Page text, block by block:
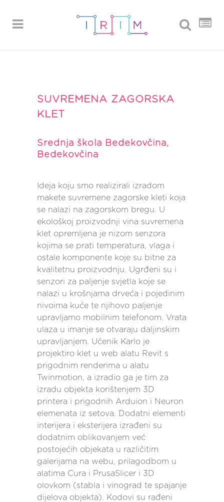
SUVREMENA ZAGORSKA
KLET
Srednja škola Bedekovčina,
Bedekovčina
Ideja koju smo realizirali izradom
makete suvremene zagorske kleti koja
se nalazi na zagorskom bregu. U
ekološkoj proizvodnji vina suvremena
klet opremljena je nizom senzora
kojima se prati temperatura, vlaga i
ostale komponente koje su bitne za
kvalitetnu proizvodnju. Ugrđeni su i
senzori za paljenje svjetla koje se
nalazi u krošnjama drveća i pojedinim
nivoima kuće te njihovo paljenje
upravljamo mobilnim telefonom. Vrata
ulaza u imanje se otvaraju daljinskim
upravljanjem. Učenik Karlo je
projektiro klet u web alatu Revit s
prigodnim renderima u alatu
Twinmotion, a izradio ga je tim za
izradu objekta korištenjem 3D
printera i prigodnih Arduion i Neuron
elemenata iz setova. Dodatni elementi
interijera i eksterijera izrađeni su
dodatnim oblikovanjem već
postojećih objekata u različitim
galerijama na webu, prilagodbom u
alatima Cura i PrusaSlicer i 3D
olovkom (stabla i vinograd te spajanje
dijelova objekta). Kodovi su rađeni